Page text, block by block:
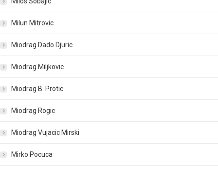
Milun Mitrovic
Miodrag Dado Djuric
Miodrag Miljkovic
Miodrag B. Protic
Miodrag Rogic
Miodrag Vujacic Mirski
Mirko Pocuca